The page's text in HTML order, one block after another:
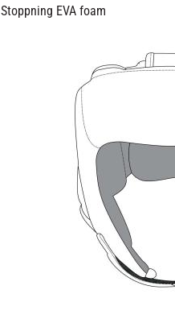
Stoppning EVA foam